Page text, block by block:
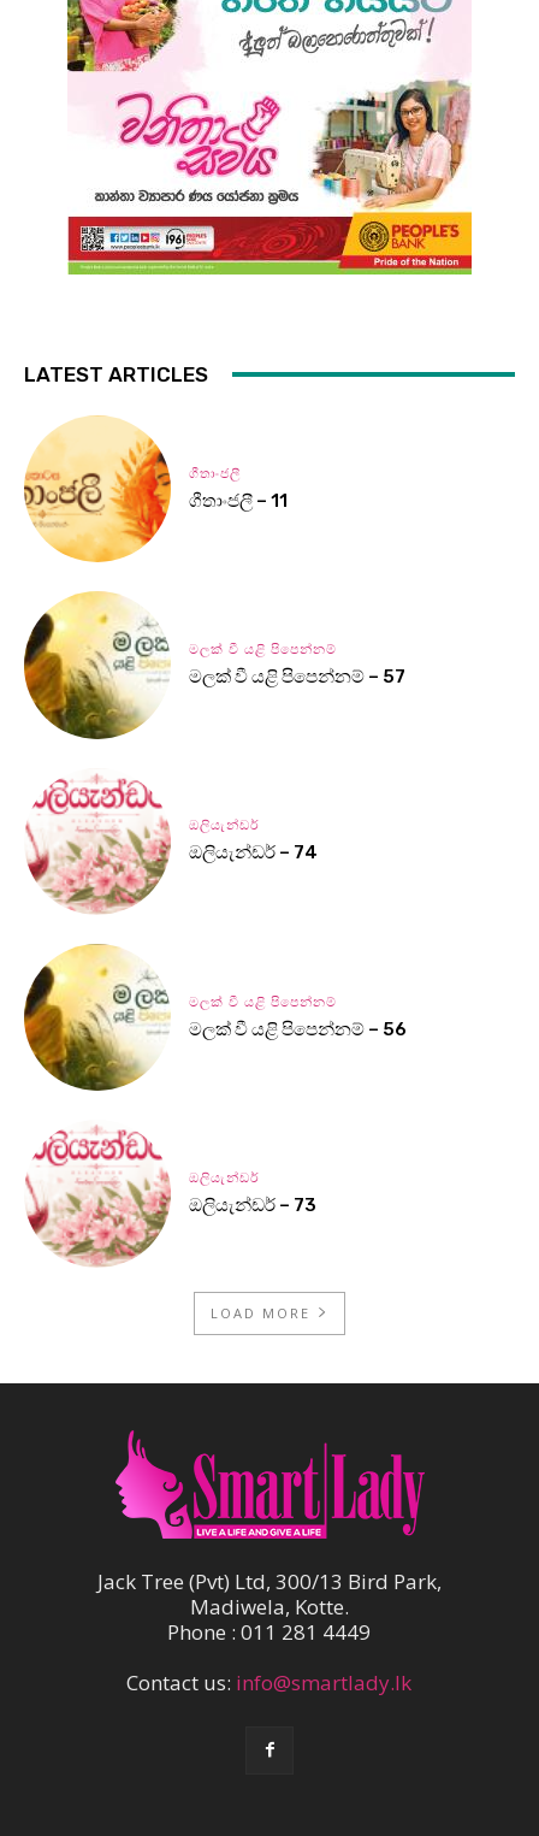
LATEST ARTICLES
ගීතාංජලී
ගීතාංජලී – 11
මලක් වී යළි පිපෙන්නම්
මලක් වී යළි පිපෙන්නම් – 57
ඔලියැන්ඩර්
ඔලියැන්ඩර් – 74
මලක් වී යළි පිපෙන්නම්
මලක් වී යළි පිපෙන්නම් – 56
ඔලියැන්ඩර්
ඔලියැන්ඩර් – 73
LOAD MORE
Jack Tree (Pvt) Ltd, 300/13 Bird Park,
Madiwela, Kotte.
Phone : 011 281 4449
Contact us: info@smartlady.lk